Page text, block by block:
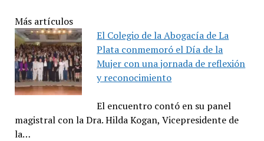
Más artículos
El Colegio de la Abogacía de La
Plata conmemoró el Día de la
Mujer con una jornada de reflexión
y reconocimiento
El encuentro contó en su panel
magistral con la Dra. Hilda Kogan, Vicepresidente de
la…